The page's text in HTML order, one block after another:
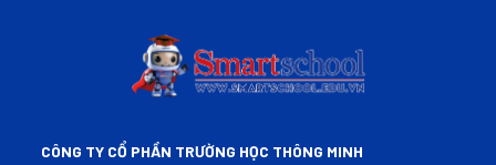
CÔNG TY CỔ PHẦN TRƯỜNG HỌC THÔNG MINH